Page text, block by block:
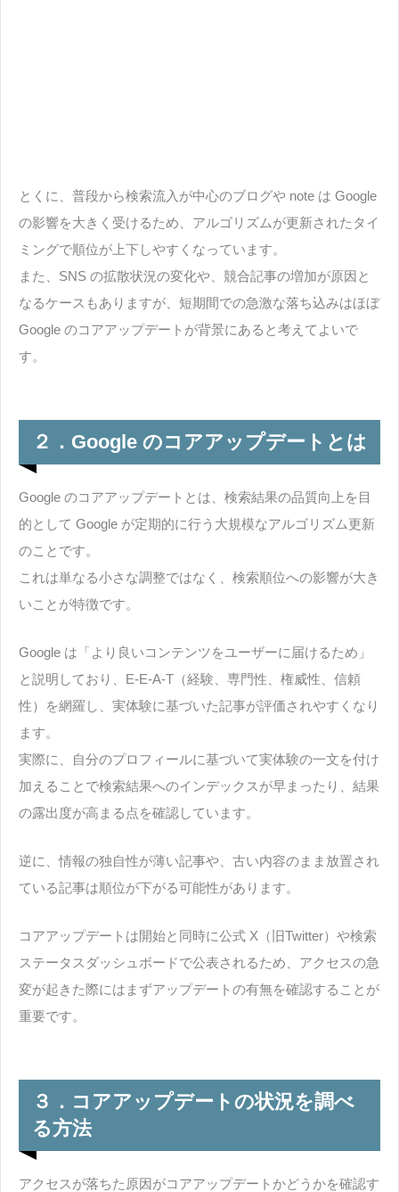
とくに、普段から検索流入が中心のブログや note は Google
の影響を大きく受けるため、アルゴリズムが更新されたタイ
ミングで順位が上下しやすくなっています。
また、SNS の拡散状況の変化や、競合記事の増加が原因と
なるケースもありますが、短期間での急激な落ち込みはほぼ
Google のコアアップデートが背景にあると考えてよいで
す。
２．Google のコアアップデートとは
Google のコアアップデートとは、検索結果の品質向上を目
的として Google が定期的に行う大規模なアルゴリズム更新
のことです。
これは単なる小さな調整ではなく、検索順位への影響が大き
いことが特徴です。
Google は「より良いコンテンツをユーザーに届けるため」
と説明しており、E-E-A-T（経験、専門性、権威性、信頼
性）を網羅し、実体験に基づいた記事が評価されやすくなり
ます。
実際に、自分のプロフィールに基づいて実体験の一文を付け
加えることで検索結果へのインデックスが早まったり、結果
の露出度が高まる点を確認しています。
逆に、情報の独自性が薄い記事や、古い内容のまま放置され
ている記事は順位が下がる可能性があります。
コアアップデートは開始と同時に公式 X（旧Twitter）や検索
ステータスダッシュボードで公表されるため、アクセスの急
変が起きた際にはまずアップデートの有無を確認することが
重要です。
３．コアアップデートの状況を調べ
る方法
アクセスが落ちた原因がコアアップデートかどうかを確認す